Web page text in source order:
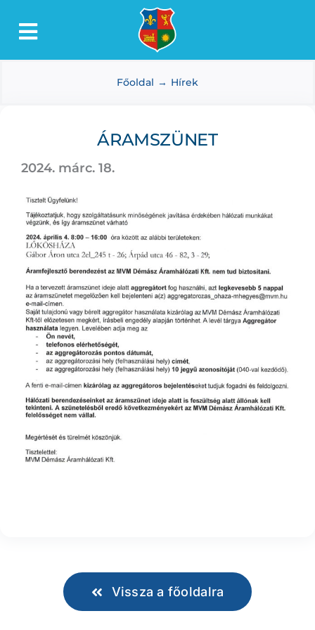
Toggle
Lőkösháza
Dokumentumtár
Média
Választás
Főoldal Hírek
ÁRAMSZÜNET
2024. márc. 18.
Vissza a főoldalra